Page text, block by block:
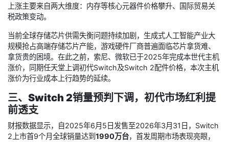
上涨主要来自两大维度：内存等核心元器件价格攀升、国际贸易关
税政策变动。
当前全球存储芯片供需失衡问题持续加剧，生成式人工智能产业大
规模抢占高端存储芯片产能，游戏硬件厂商普遍面临芯片拿货难、
拿货贵的困境。在此之前，索尼、微软已于2025年完成本世代主机
涨价，同期任天堂上调初代Switch及Switch 2配件价格，本次主机
涨价为行业成本上行趋势的延续。
三、Switch 2销量预判下调，初代市场红利提
前透支
财报数据显示，自2025年6月5日发售至2026年3月31日，Switch
2上市首9个月全球销量达到1990万台，首发周期市场表现亮眼，